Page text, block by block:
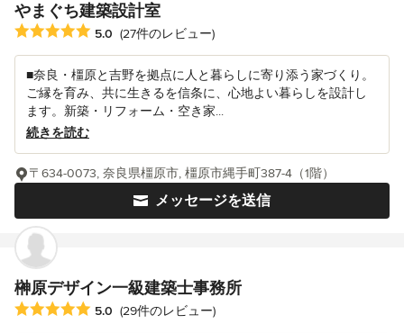
やまぐち建築設計室
平均評価：5つ星中 星5
5.0 (27件のレビュー)
■奈良・橿原と吉野を拠点に人と暮らしに寄り添う家づくり。
ご縁を育み、共に生きるを信条に、心地よい暮らしを設計し
ます。新築・リフォーム・空き家...
続きを読む
メッセージを送信
〒634-0073, 奈良県橿原市, 橿原市縄手町387-4（1階）
榊原デザイン一級建築士事務所
平均評価：5つ星中 星5
5.0 (29件のレビュー)